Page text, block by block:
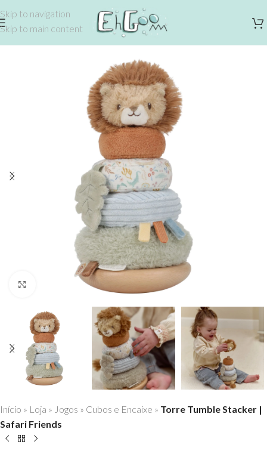
Skip to navigation
Skip to main content
Click to enlarge
Início » Loja » Jogos » Cubos e Encaixe » Torre Tumble Stacker |
Safari Friends